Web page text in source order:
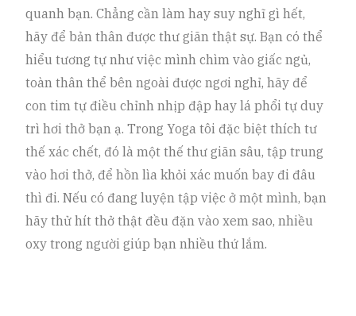
quanh bạn. Chẳng cần làm hay suy nghĩ gì hết,
hãy để bản thân được thư giãn thật sự. Bạn có thể
hiểu tương tự như việc mình chìm vào giấc ngủ,
toàn thân thể bên ngoài được ngơi nghỉ, hãy để
con tim tự điều chỉnh nhịp đập hay lá phổi tự duy
trì hơi thở bạn ạ. Trong Yoga tôi đặc biệt thích tư
thế xác chết, đó là một thế thư giãn sâu, tập trung
vào hơi thở, để hồn lìa khỏi xác muốn bay đi đâu
thì đi. Nếu có đang luyện tập việc ở một mình, bạn
hãy thử hít thở thật đều đặn vào xem sao, nhiều
oxy trong người giúp bạn nhiều thứ lắm.